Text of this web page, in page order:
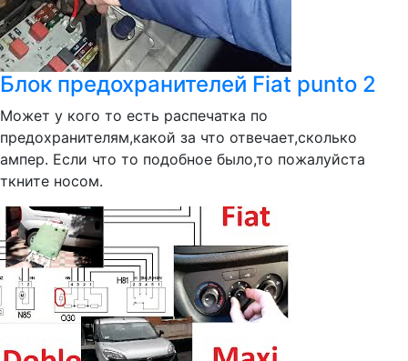
Блок предохранителей Fiat punto 2
Может у кого то есть распечатка по
предохранителям,какой за что отвечает,сколько
ампер. Если что то подобное было,то пожалуйста
ткните носом.